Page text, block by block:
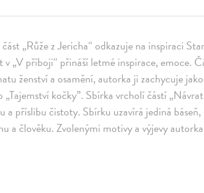
„Růže z Jericha“ odkazuje na inspiraci
v „V příboji“ přináší letmé inspirace, emoce.
ženství a osamění, autorka ji zachycuje
kočky”. Sbírka vrcholí částí
a příslibu čistoty. Sbírku uzavírá jediná
a člověku. Zvolenými motivy a výjevy